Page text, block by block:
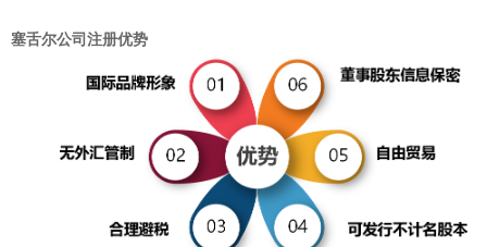
1 2 3 4 5
塞舌尔公司注册优势